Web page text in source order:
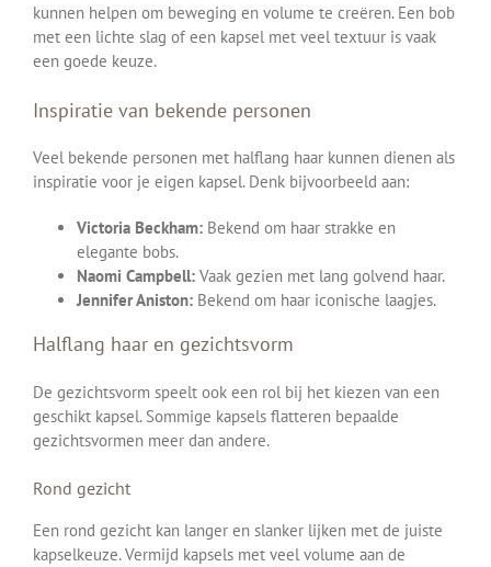
kunnen helpen om beweging en volume te creëren. Een bob
met een lichte slag of een kapsel met veel textuur is vaak
een goede keuze.
Inspiratie van bekende personen
Veel bekende personen met halflang haar kunnen dienen als
inspiratie voor je eigen kapsel. Denk bijvoorbeeld aan:
Victoria Beckham: Bekend om haar strakke en
elegante bobs.
Naomi Campbell: Vaak gezien met lang golvend haar.
Jennifer Aniston: Bekend om haar iconische laagjes.
Halflang haar en gezichtsvorm
De gezichtsvorm speelt ook een rol bij het kiezen van een
geschikt kapsel. Sommige kapsels flatteren bepaalde
gezichtsvormen meer dan andere.
Rond gezicht
Een rond gezicht kan langer en slanker lijken met de juiste
kapselkeuze. Vermijd kapsels met veel volume aan de